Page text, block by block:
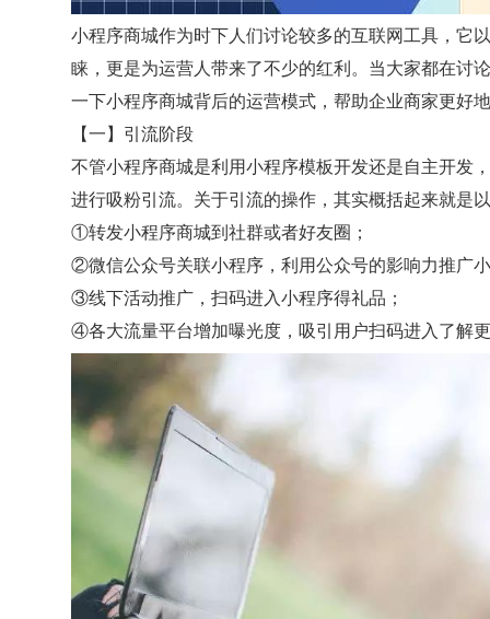
小程序商城作为时下人们讨论较多的互联网工具，它
睐，更是为运营人带来了不少的红利。当大家都在讨
一下小程序商城背后的运营模式，帮助企业商家更好
【一】引流阶段
不管小程序商城是利用小程序模板开发还是自主开发
进行吸粉引流。关于引流的操作，其实概括起来就是
①转发小程序商城到社群或者好友圈；
②微信公众号关联小程序，利用公众号的影响力推广
③线下活动推广，扫码进入小程序得礼品；
④各大流量平台增加曝光度，吸引用户扫码进入了解